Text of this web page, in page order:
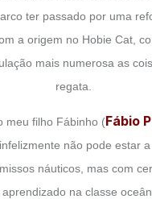
ter passado por uma
a origem no Hobie Cat,
mais numerosa as
regata.
meu filho Fábinho (Fábio
não pode estar
náuticos, mas com
na classe